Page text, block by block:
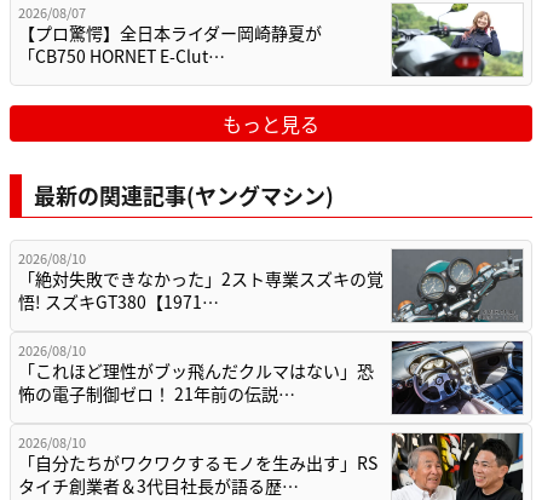
2026/08/07
【プロ驚愕】全日本ライダー岡崎静夏が
「CB750 HORNET E-Clut…
もっと見る
最新の関連記事(ヤングマシン)
2026/08/10
「絶対失敗できなかった」2スト専業スズキの覚
悟! スズキGT380【1971…
2026/08/10
「これほど理性がブッ飛んだクルマはない」恐
怖の電子制御ゼロ！ 21年前の伝説…
2026/08/10
「自分たちがワクワクするモノを生み出す」RS
タイチ創業者＆3代目社長が語る歴…